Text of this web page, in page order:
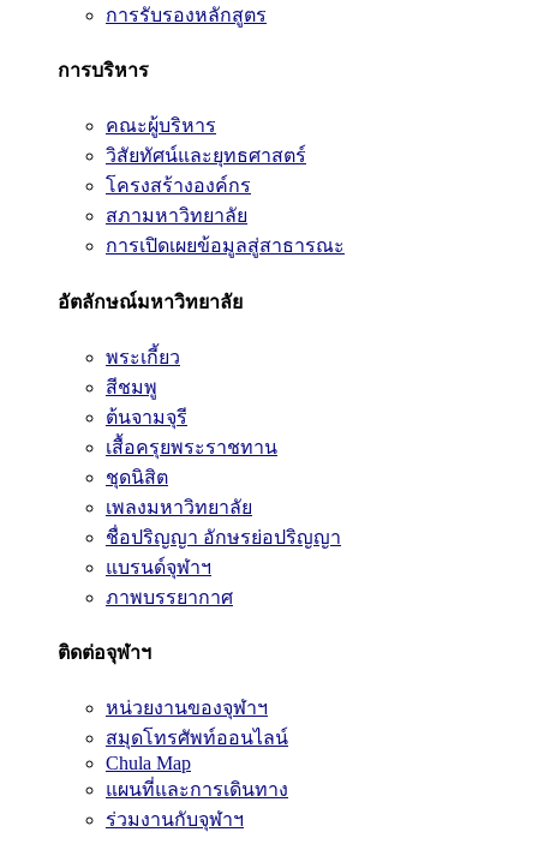
การรับรองหลักสูตร
การบริหาร
คณะผู้บริหาร
วิสัยทัศน์และยุทธศาสตร์
โครงสร้างองค์กร
สภามหาวิทยาลัย
การเปิดเผยข้อมูลสู่สาธารณะ
อัตลักษณ์มหาวิทยาลัย
พระเกี้ยว
สีชมพู
ต้นจามจุรี
เสื้อครุยพระราชทาน
ชุดนิสิต
เพลงมหาวิทยาลัย
ชื่อปริญญา อักษรย่อปริญญา
แบรนด์จุฬาฯ
ภาพบรรยากาศ
ติดต่อจุฬาฯ
หน่วยงานของจุฬาฯ
สมุดโทรศัพท์ออนไลน์
Chula Map
แผนที่และการเดินทาง
ร่วมงานกับจุฬาฯ